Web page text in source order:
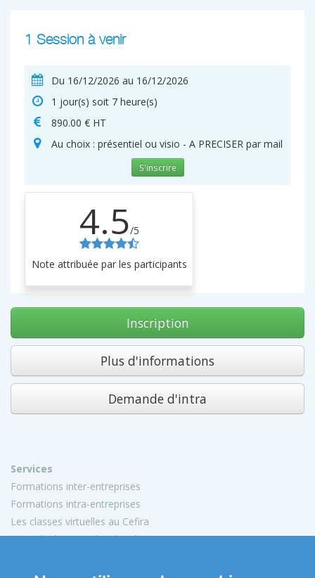
1 Session à venir
Du 16/12/2026 au 16/12/2026
1 jour(s) soit 7 heure(s)
890.00 € HT
Au choix : présentiel ou visio - A PRECISER par mail
S'inscrire
4.5/5
Note attribuée par les participants
Inscription
Plus d'informations
Demande d'intra
Services
Formations inter-entreprises
Formations intra-entreprises
Les classes virtuelles au Cefira
Activités de conseil et d'audit